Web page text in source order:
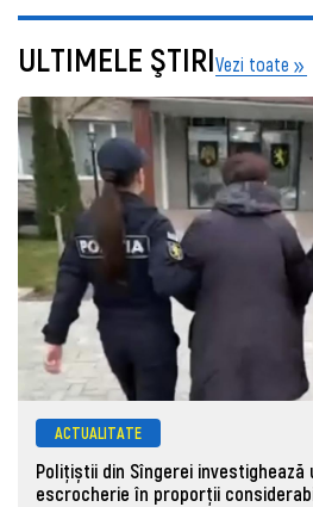
ULTIMELE ŞTIRIVezi toate
ACTUALITATE
Polițiștii din Sîngerei investighează
escrocherie în proporții